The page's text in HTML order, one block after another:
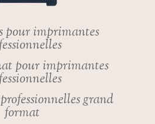
pour imprimantes
pour imprimantes
grand
format